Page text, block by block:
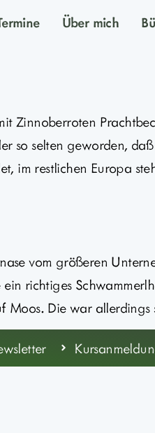
Über mich
Zinnoberroten
so selten geworden,
im restlichen Europa
vom größeren
richtiges
Moos. Die war